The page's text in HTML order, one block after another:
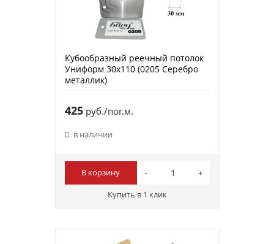
Кубообразный реечный потолок
Униформ 30х110 (0205 Серебро
металлик)
425руб./пог.м.
в наличии
В корзину
Купить в 1 клик